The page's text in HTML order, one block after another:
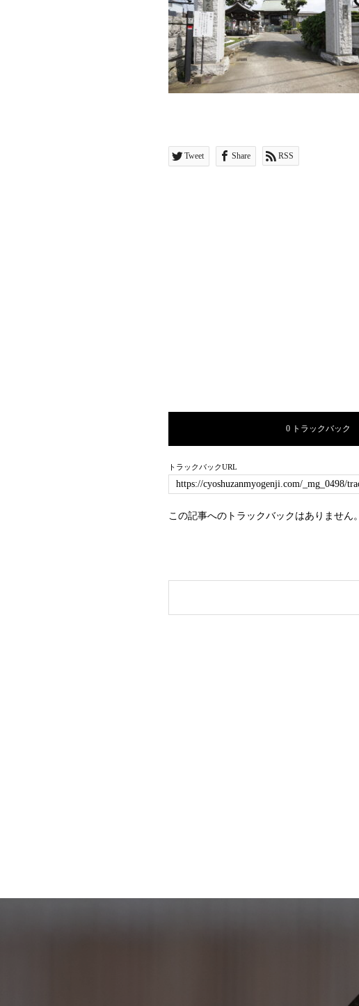
Tweet Share RSS
0 トラックバック
トラックバックURL
この記事へのトラックバックはありません。